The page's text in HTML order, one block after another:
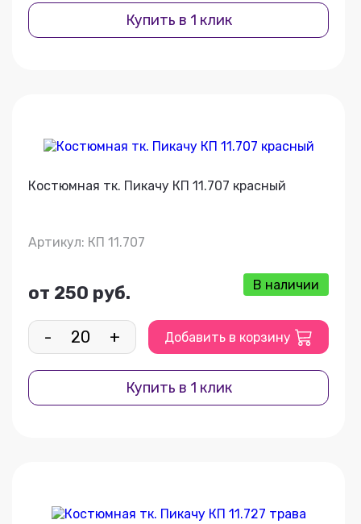
Купить в 1 клик
Костюмная тк. Пикачу КП 11.707 красный
Артикул: КП 11.707
от 250 руб. В наличии
- + Добавить в корзину
Купить в 1 клик